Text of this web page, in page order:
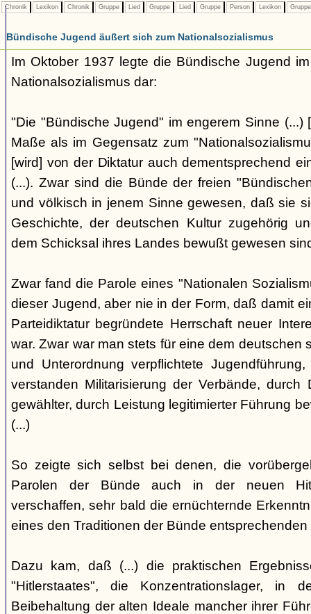
Chronik Lexikon Chronik Gruppe Lied Gruppe Lied Gruppe Person Lexikon
Bündische Jugend äußert sich zum Nationalsozialismus
Im Oktober 1937 legte die Bündische Jugend
Nationalsozialismus dar:
"Die "Bündische Jugend" im engerem Sinne (...)
Maße als im Gegensatz zum
[wird] von der Diktatur auch dementsprechend
(...). Zwar sind die Bünde der freien
und völkisch in jenem Sinne gewesen, daß sie
Geschichte, der deutschen Kultur zugehörig
dem Schicksal ihres Landes bewußt gewesen
Zwar fand die Parole eines "Nationalen
dieser Jugend, aber nie in der Form, daß damit
Parteidiktatur begründete Herrschaft neuer
war. Zwar war man stets für eine dem deutschen
und Unterordnung verpflichtete
verstanden Militarisierung der Verbände,
gewählter, durch Leistung legitimierter Führung
(...)
So zeigte sich selbst bei denen, die
Parolen der Bünde auch in der neuen
verschaffen, sehr bald die ernüchternde
eines den Traditionen der Bünde
Dazu kam, daß (...) die praktischen
"Hitlerstaates", die Konzentrationslager, in
Beibehaltung der alten Ideale mancher ihrer